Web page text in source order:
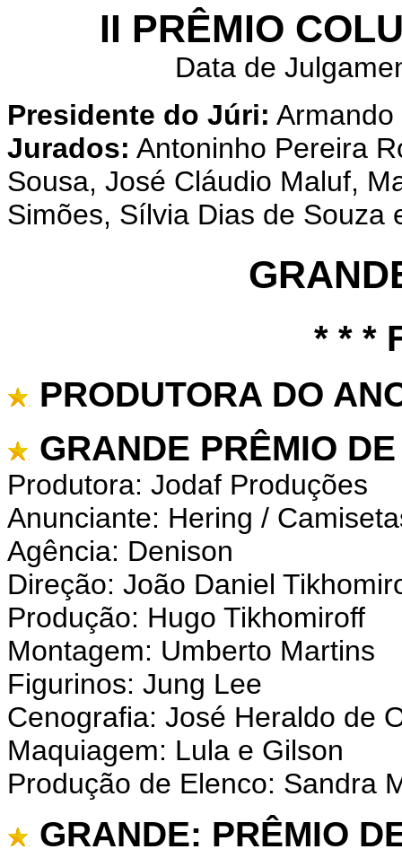
II PRÊMIO
Data de
Presidente do Júri:
Jurados: Antoninho Pereira
Sousa, José Cláudio Maluf,
Simões, Sílvia Dias de Souza
* * *
PRODUTORA DO
GRANDE PRÊMIO
Produtora: Jodaf Produções
Anunciante: Hering /
Agência: Denison
Direção: João Daniel
Produção: Hugo Tikhomiroff
Montagem: Umberto Martins
Figurinos: Jung Lee
Cenografia: José Heraldo de
Maquiagem: Lula e Gilson
Produção de Elenco: Sandra
GRANDE: PRÊMIO